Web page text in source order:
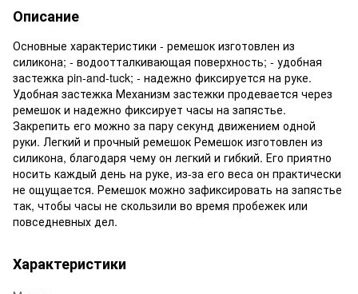
Описание
Основные характеристики - ремешок изготовлен из
силикона; - водоотталкивающая поверхность; - удобная
застежка pin-and-tuck; - надежно фиксируется на руке.
Удобная застежка Механизм застежки продевается через
ремешок и надежно фиксирует часы на запястье.
Закрепить его можно за пару секунд движением одной
руки. Легкий и прочный ремешок Ремешок изготовлен из
силикона, благодаря чему он легкий и гибкий. Его приятно
носить каждый день на руке, из-за его веса он практически
не ощущается. Ремешок можно зафиксировать на запястье
так, чтобы часы не скользили во время пробежек или
повседневных дел.
Характеристики